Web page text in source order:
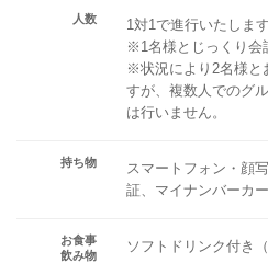
人数
1対1で進行いたします
※1名様とじっくり会
※状況により2名様と
すが、複数人でのグ
は行いません。
持ち物
スマートフォン・顔
証、マイナンバーカ
お食事
飲み物
ソフトドリンク付き（